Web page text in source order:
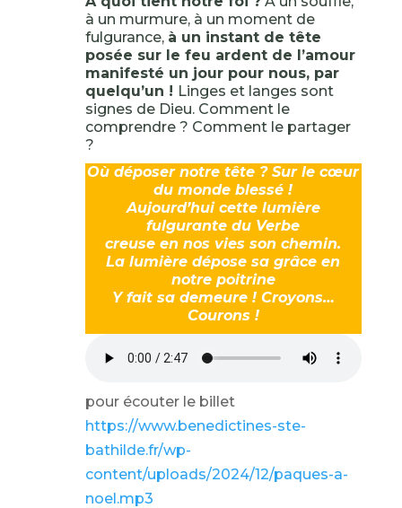
à un murmure, à un moment de
fulgurance, à un instant de tête
posée sur le feu ardent de l’amour
manifesté un jour pour nous, par
quelqu’un ! Linges et langes sont
signes de Dieu. Comment le
comprendre ? Comment le partager
?
Où déposer notre tête ? Sur le cœur
du monde blessé !
Aujourd’hui cette lumière
fulgurante du Verbe
creuse en nos vies son chemin.
La lumière dépose sa grâce en
notre poitrine
Y fait sa demeure ! Croyons…
Courons !
pour écouter le billet
https://www.benedictines-ste-
bathilde.fr/wp-
content/uploads/2024/12/paques-a-
noel.mp3